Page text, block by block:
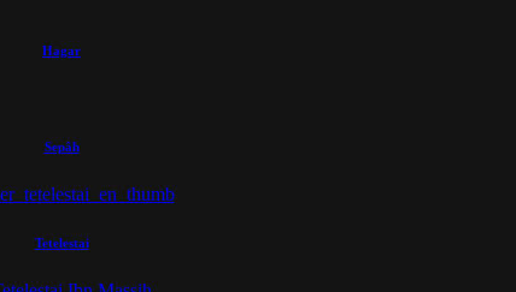
Hagar
Sepâh
Tetelestai